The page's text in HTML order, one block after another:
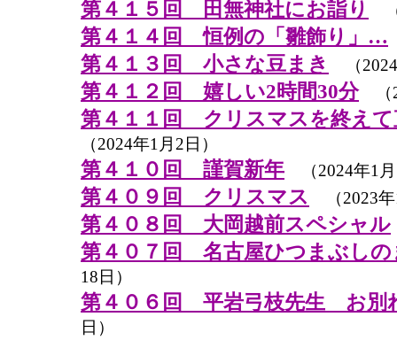
第４１５回 田無神社にお詣り
第４１４回 恒例の「雛飾り」…
第４１３回 小さな豆まき （
第４１２回 嬉しい2時間30分（
第４１１回 クリスマスを終えて
（2024年1月2日）
第４１０回 謹賀新年 （2024年1
第４０９回 クリスマス （2023年
第４０８回 大岡越前スペシャル
第４０７回 名古屋ひつまぶしの
18日）
第４０６回 平岩弓枝先生 お別
日）